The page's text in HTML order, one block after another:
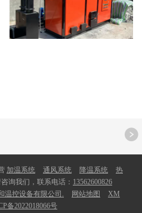
加温系统 通风系统 降温系统
热
询我们，联系电话： 13562600826
温控设备有限公司. 网站地图
XM
备2022018066号